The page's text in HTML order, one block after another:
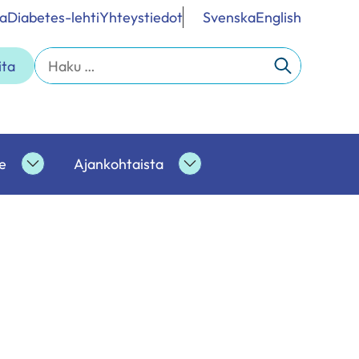
Diabetes-lehtiYhteystiedot SvenskaEnglish
Haku:
Ammattilaisille
alasivut
Ajankohtaista
Ajankohtaista
alasivut